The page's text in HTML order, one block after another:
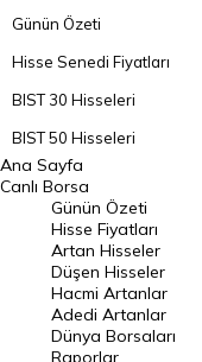
Günün Özeti
Hisse Senedi Fiyatları
BIST 30 Hisseleri
BIST 50 Hisseleri
BIST 100 Hisseleri
En Çok Artan Hisseler
En Çok Düşen Hisseler
Hacmi Artanlar
Geçmiş Kapanışlar
Ana Sayfa
Canlı Borsa
Günün Özeti
Hisse Fiyatları
Artan Hisseler
Düşen Hisseler
Hacmi Artanlar
Adedi Artanlar
Dünya Borsaları
Raporlar